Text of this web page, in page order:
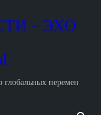
- ЭХО
перемен